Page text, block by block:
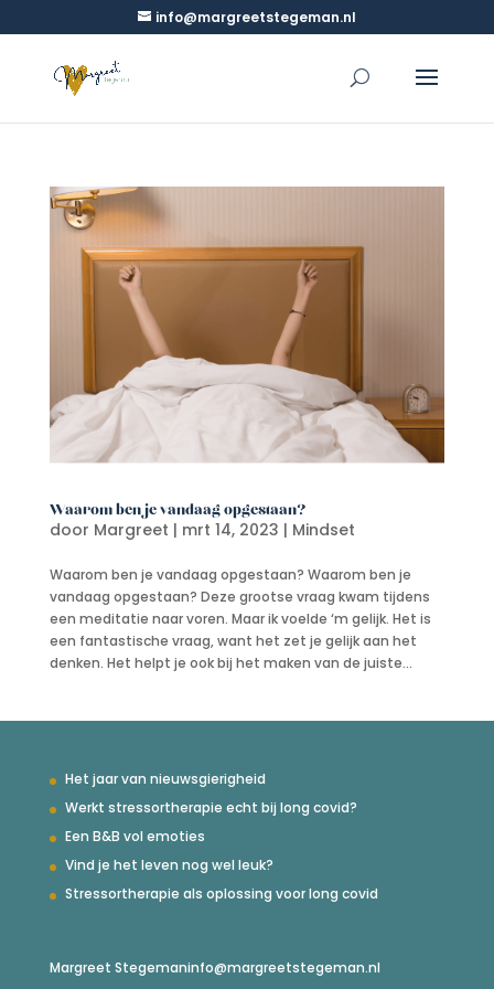
info@margreetstegeman.nl
Waarom ben je vandaag opgestaan?
door Margreet | mrt 14, 2023 | Mindset
Waarom ben je vandaag opgestaan? Waarom ben je
vandaag opgestaan? Deze grootse vraag kwam tijdens
een meditatie naar voren. Maar ik voelde ‘m gelijk. Het is
een fantastische vraag, want het zet je gelijk aan het
denken. Het helpt je ook bij het maken van de juiste...
Het jaar van nieuwsgierigheid
Werkt stressortherapie echt bij long covid?
Een B&B vol emoties
Vind je het leven nog wel leuk?
Stressortherapie als oplossing voor long covid
Margreet Stegemaninfo@margreetstegeman.nl